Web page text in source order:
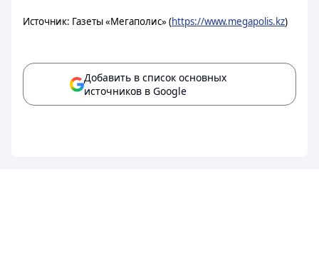
Источник: Газеты «Мегаполис» (https://www.megapolis.kz)
Добавить в список основных
источников в Google